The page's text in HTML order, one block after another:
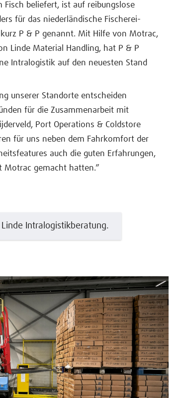
Fisch beliefert, ist auf reibungslose
für das niederländische Fischerei-
P & P genannt. Mit Hilfe von Motrac,
Linde Material Handling, hat P & P
Intralogistik auf den neuesten Stand
unserer Standorte entscheiden
für die Zusammenarbeit mit
Port Operations & Coldstore
für uns neben dem Fahrkomfort der
auch die guten Erfahrungen,
Motrac gemacht hatten.”
Intralogistikberatung.